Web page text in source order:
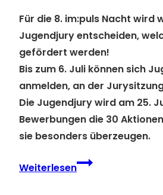
Für die 8. im:puls Nacht wird
Jugendjury entscheiden,
gefördert werden!
Bis zum 6. Juli können sich
anmelden, an der
Die Jugendjury wird am 25.
Bewerbungen die 30
sie besonders überzeugen.
WeiterlesenJunge